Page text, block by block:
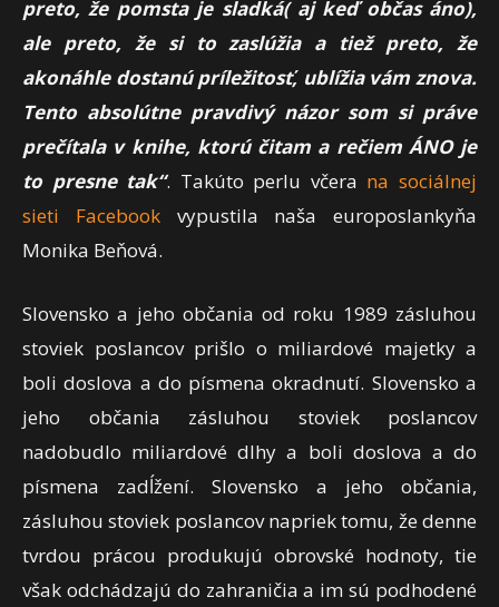
preto, že pomsta je sladká( aj keď občas áno),
ale preto, že si to zaslúžia a tiež preto, že
akonáhle dostanú príležitosť, ublížia vám znova.
Tento absolútne pravdivý názor som si práve
prečítala v knihe, ktorú čitam a rečiem ÁNO je
to presne tak“. Takúto perlu včera na sociálnej
sieti Facebookvypustila naša europoslankyňa
Monika Beňová.
Slovensko a jeho občania od roku 1989 zásluhou
stoviek poslancov prišlo o miliardové majetky a
boli doslova a do písmena okradnutí. Slovensko a
jeho občania zásluhou stoviek poslancov
nadobudlo miliardové dlhy a boli doslova a do
písmena zadĺžení. Slovensko a jeho občania,
zásluhou stoviek poslancov napriek tomu, že denne
tvrdou prácou produkujú obrovské hodnoty, tie
však odchádzajú do zahraničia a im sú podhodené